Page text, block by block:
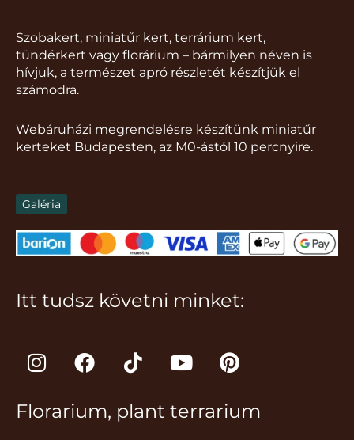
Szobakert, miniatűr kert, terrárium kert,
tündérkert vagy florárium – bármilyen néven is
hívjuk, a természet apró részletét készítjük el
számodra.
Webáruházi megrendelésre készítünk miniatűr
kerteket Budapesten, az M0-ástól 10 percnyire.
Galéria
Itt tudsz követni minket:
I
n
t
F
a
e
T
i
t
Y
o
t
P
i
t
Florarium, plant terrarium